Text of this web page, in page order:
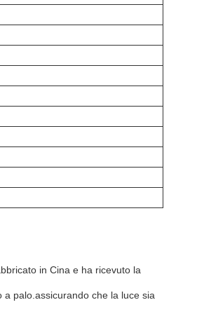
in Cina e ha ricevuto la
palo.assicurando che la luce sia